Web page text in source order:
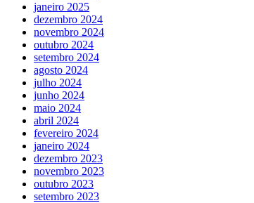
janeiro 2025
dezembro 2024
novembro 2024
outubro 2024
setembro 2024
agosto 2024
julho 2024
junho 2024
maio 2024
abril 2024
fevereiro 2024
janeiro 2024
dezembro 2023
novembro 2023
outubro 2023
setembro 2023